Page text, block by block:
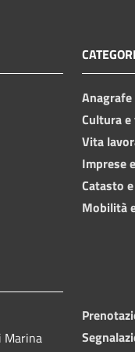
Cultura
Vita
Imprese
Catasto
Mobilità
Marina